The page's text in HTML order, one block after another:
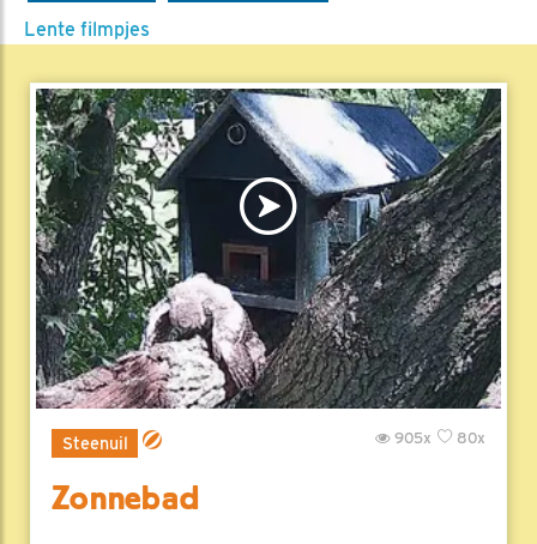
Lente filmpjes
Steenuil 80x
905x
Zonnebad